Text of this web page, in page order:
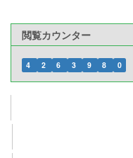
閲覧カウンター
4 2 6 3 9 8 0